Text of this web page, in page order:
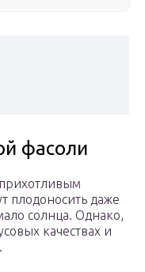
фасоли
плодоносить даже
солнца. Однако,
качествах и